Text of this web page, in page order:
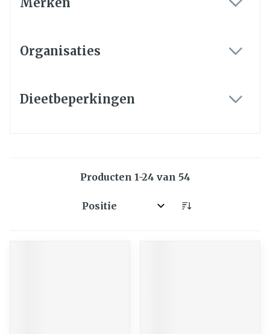
Organisaties
Dieetbeperkingen
Producten 1-24 van 54
Sorteer op: